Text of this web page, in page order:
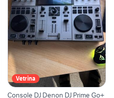
Vetrina
Console DJ Denon DJ Prime Go+